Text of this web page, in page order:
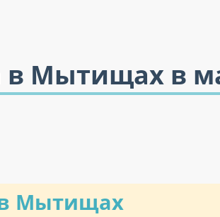
в Мытищах в
Мытищах